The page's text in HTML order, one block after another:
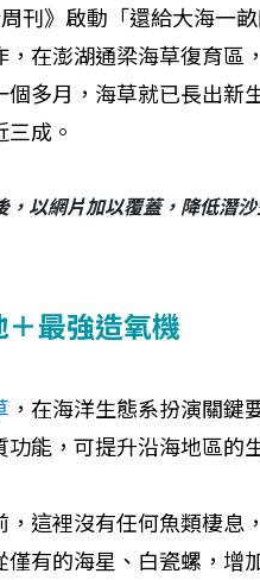
刊》啟動「還給大海一
，在澎湖通梁海草復育區
個多月，海草就已長出新
成。
，以網片加以覆蓋，降低潛
最強造氧機
，在海洋生態系扮演關鍵
能，可提升沿海地區的
，這裡沒有任何魚類棲息
僅有的海星、白瓷螺，增